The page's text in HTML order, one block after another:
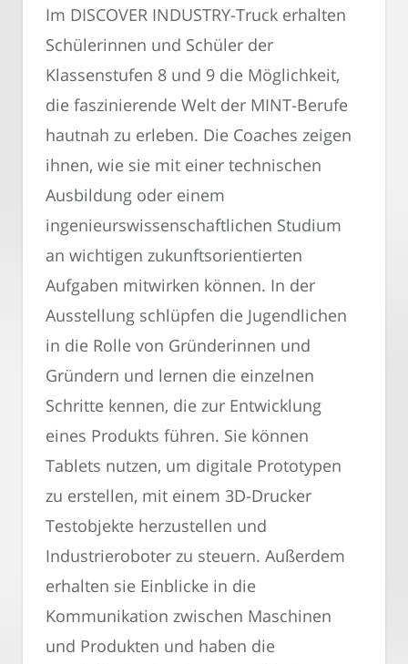
Im DISCOVER INDUSTRY-Truck erhalten
Schülerinnen und Schüler der
Klassenstufen 8 und 9 die Möglichkeit,
die faszinierende Welt der MINT-Berufe
hautnah zu erleben. Die Coaches zeigen
ihnen, wie sie mit einer technischen
Ausbildung oder einem
ingenieurswissenschaftlichen Studium
an wichtigen zukunftsorientierten
Aufgaben mitwirken können. In der
Ausstellung schlüpfen die Jugendlichen
in die Rolle von Gründerinnen und
Gründern und lernen die einzelnen
Schritte kennen, die zur Entwicklung
eines Produkts führen. Sie können
Tablets nutzen, um digitale Prototypen
zu erstellen, mit einem 3D-Drucker
Testobjekte herzustellen und
Industrieroboter zu steuern. Außerdem
erhalten sie Einblicke in die
Kommunikation zwischen Maschinen
und Produkten und haben die